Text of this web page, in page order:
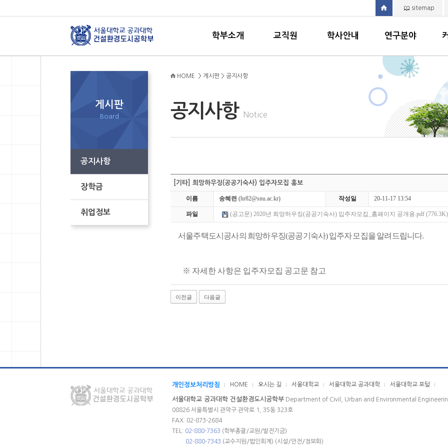
sitemap
학부소개 교직원 학사안내 연구분야
게시판
Board
공지사항
장학금
취업정보
공지사항 Notice
HOME > 게시판 > 공지사항
[기타] 희망하우징(공공기숙사) 입주자모집 홍보
이름 송혜련 (hr82@snu.ac.kr) 작성일 20-11-17 13:54
파일 (공고문) 2020년 희망하우징(공공기숙사) 입주자모집_홈페이지 공개용.pdf (776.3K)
서울주택도시공사의 희망하우징(공공기숙사) 입주자 모집을 알려드립니다.
※ 자세한 사항은 입주자모집 공고문 참고
이전글 다음글
개인정보처리방침 HOME 오시는 길 서울대학교 서울대학교 공과대학 서울대학교 포털
서울대학교 공과대학 건설환경도시공학부 Department of Civil, Urban and Environmental
08826 서울특별시 관악구 관악로 1, 35동 323호
FAX: 02-873-2684
TEL: 02-880-7363 (학부총괄/교원/발전기금)
02-880-7343 (교수지원/법인회계) (시설/안전/정보화)